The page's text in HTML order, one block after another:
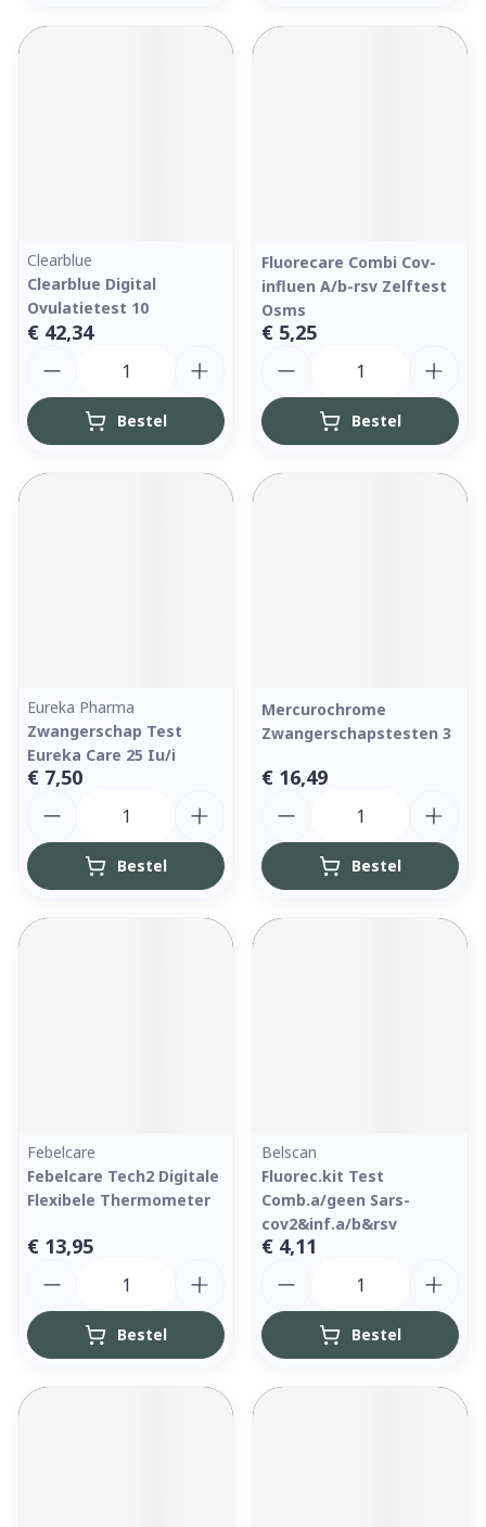
Clearblue
Clearblue Digital
Ovulatietest 10
€ 42,34
Bestel
Fluorecare Combi Cov-
influen A/b-rsv Zelftest
Osms
€ 5,25
Bestel
Eureka Pharma
Zwangerschap Test
Eureka Care 25 Iu/i
€ 7,50
Bestel
Mercurochrome
Zwangerschapstesten 3
€ 16,49
Bestel
Febelcare
Febelcare Tech2 Digitale
Flexibele Thermometer
€ 13,95
Bestel
Belscan
Fluorec.kit Test
Comb.a/geen Sars-
cov2&inf.a/b&rsv
€ 4,11
Bestel